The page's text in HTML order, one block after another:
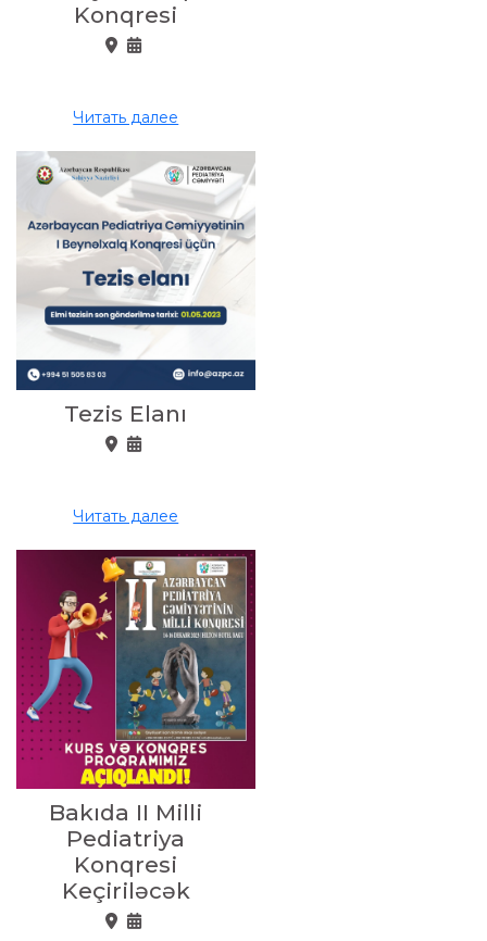
Konqresi
Читать далее
Tezis Elanı
Читать далее
Bakıda II Milli
Pediatriya
Konqresi
Keçiriləcək